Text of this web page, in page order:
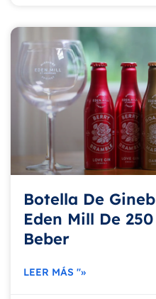
Botella De
Eden Mill De
Beber
LEER MÁS "»